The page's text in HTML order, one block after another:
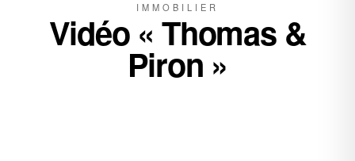
IMMOBILIER
Vidéo « Thomas &
Piron »